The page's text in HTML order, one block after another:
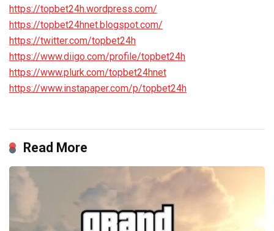
https://topbet24h.wordpress.com/
https://topbet24hnet.blogspot.com/
https://twitter.com/topbet24h
https://www.diigo.com/profile/topbet24h
https://www.plurk.com/topbet24hnet
https://www.instapaper.com/p/topbet24h
Read More